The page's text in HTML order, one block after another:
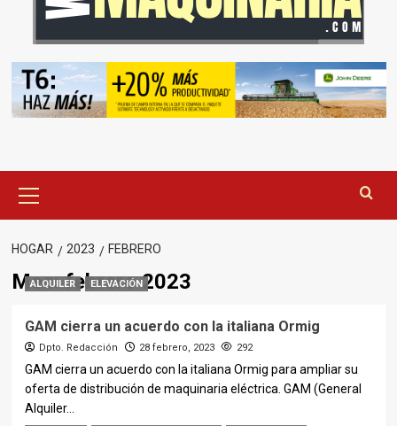
principal
HOGAR 2023 FEBRERO
Mes:febrero 2023
ALQUILER ELEVACIÓN
GAM cierra un acuerdo con la italiana Ormig
Dpto. Redacción 28 febrero, 2023 292
GAM cierra un acuerdo con la italiana Ormig para ampliar su
oferta de distribución de maquinaria eléctrica. GAM (General
Alquiler...